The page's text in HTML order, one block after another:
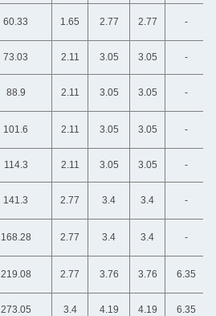
60.33 1.65 2.77 2.77 -
73.03 2.11 3.05 3.05 -
88.9 2.11 3.05 3.05 -
101.6 2.11 3.05 3.05 -
114.3 2.11 3.05 3.05 -
141.3 2.77 3.4 3.4 -
168.28 2.77 3.4 3.4 -
219.08 2.77 3.76 3.76 6.35
273.05 3.4 4.19 4.19 6.35